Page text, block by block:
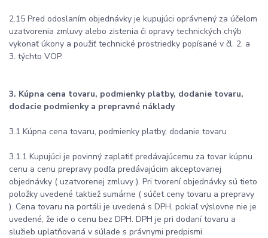
2.15 Pred odoslaním objednávky je kupujúci oprávnený za účelom
uzatvorenia zmluvy alebo zistenia či opravy technických chýb
vykonať úkony a použiť technické prostriedky popísané v čl. 2. a
3. týchto VOP.
3. Kúpna cena tovaru, podmienky platby, dodanie tovaru,
dodacie podmienky a prepravné náklady
3.1 Kúpna cena tovaru, podmienky platby, dodanie tovaru
3.1.1 Kupujúci je povinný zaplatiť predávajúcemu za tovar kúpnu
cenu a cenu prepravy podľa predávajúcim akceptovanej
objednávky ( uzatvorenej zmluvy ). Pri tvorení objednávky sú tieto
položky uvedené taktiež sumárne ( súčet ceny tovaru a prepravy
). Cena tovaru na portáli je uvedená s DPH, pokiaľ výslovne nie je
uvedené, že ide o cenu bez DPH. DPH je pri dodaní tovaru a
služieb uplatňovaná v súlade s právnymi predpismi.